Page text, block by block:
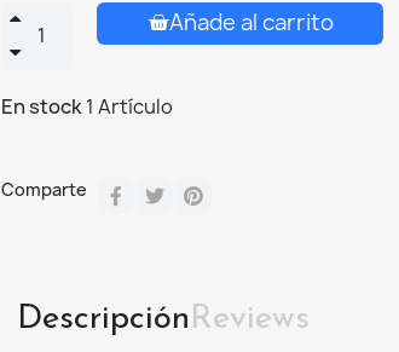
Añade al carrito
En stock1 Artículo
Comparte
DescripciónReviews